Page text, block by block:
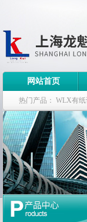
网站首页
热门产品： WLX有纸
WDK流量定量控制柜